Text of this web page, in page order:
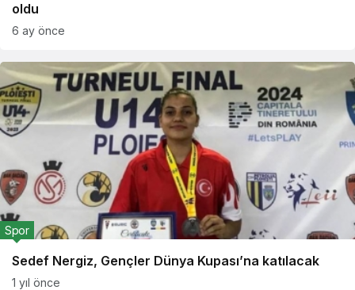
oldu
6 ay önce
Sedef Nergiz, Gençler Dünya Kupası’na katılacak
Spor
1 yıl önce